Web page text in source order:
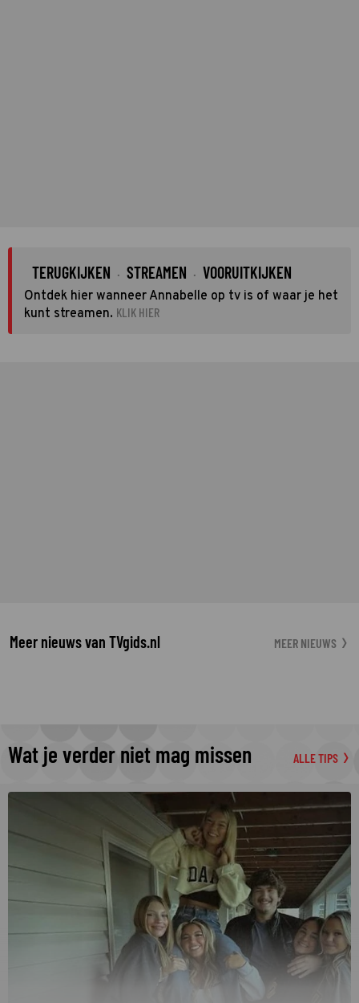
TERUGKIJKEN · STREAMEN · VOORUITKIJKEN
Ontdek hier wanneer Annabelle op tv is of waar je het
kunt streamen. KLIK HIER
Meer nieuws van TVgids.nl MEER NIEUWS
Wat je verder niet mag missen ALLE TIPS